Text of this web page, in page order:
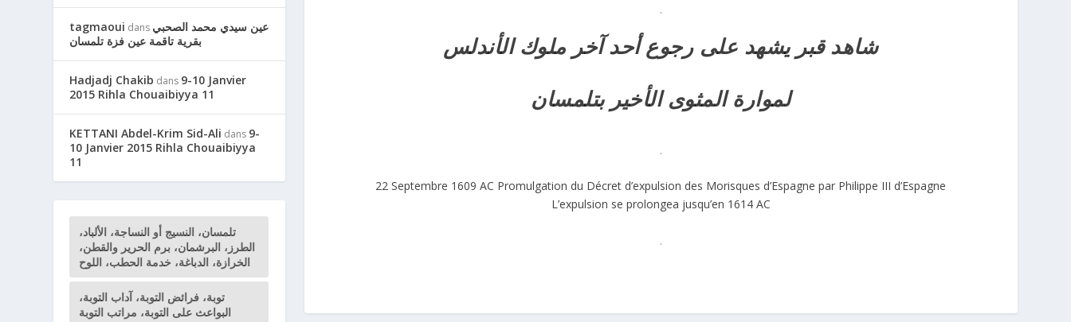
.
شاهد قبر يشهد على رجوع أحد آخر ملوك الأندلس
لموارة المثوى الأخير بتلمسان
.
22 Septembre 1609 AC Promulgation du Décret d’expulsion des Morisques d’Espagne par Philippe III d’Espagne
L’expulsion se prolongea jusqu’en 1614 AC
.
tagmaoui dans عين سيدي محمد الصحبي
بقرية تاقمة عين فزة تلمسان
Hadjadj Chakib dans 9-10 Janvier
2015 Rihla Chouaibiyya 11
KETTANI Abdel-Krim Sid-Ali dans 9-
10 Janvier 2015 Rihla Chouaibiyya
11
تلمسان، النسيج أو النساجة، الألباد،
الطرز، البرشمان، برم الحرير والقطن،
الخرازة، الدباغة، خدمة الحطب، اللوح
توبة، فرائض التوبة، آداب التوبة،
البواعث على التوبة، مراتب التوبة